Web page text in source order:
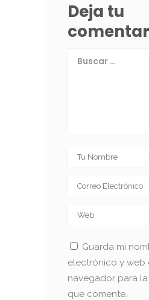
Deja tu
Guarda mi
electrónico y web
navegador para
que comente.